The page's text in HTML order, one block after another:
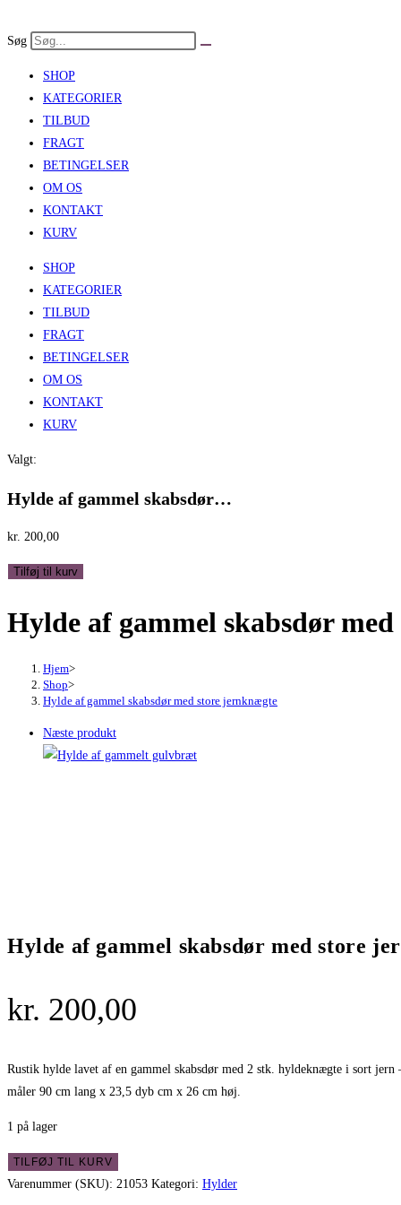
to
Søg
SHOP
KATEGORIER
TILBUD
FRAGT
BETINGELSER
OM OS
KONTAKT
KURV
SHOP
KATEGORIER
TILBUD
FRAGT
BETINGELSER
OM OS
KONTAKT
KURV
Valgt:
Hylde af gammel skabsdør…
kr. 200,00
Hylde
gammel
skabsdør
jernknægte
Tilføj til kurv
Hylde af gammel skabsdør
Hjem>
Shop>
Hylde af gammel skabsdør med store jernknægte
Næste produkt
Hylde af gammel skabsdør med store
kr. 200,00
Rustik hylde lavet af en gammel skabsdør med 2 stk. hyldeknægte i sort
måler 90 cm lang x 23,5 dyb cm x 26 cm høj.
1 på lager
Hylde
af
TILFØJ TIL KURV
Varenummer (SKU): 21053 Kategori: Hylder